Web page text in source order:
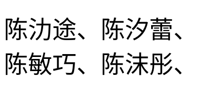
陈氻途、陈汐蕾、
陈敏巧、陈沫彤、